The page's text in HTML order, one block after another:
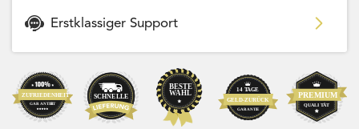
Erstklassiger Support